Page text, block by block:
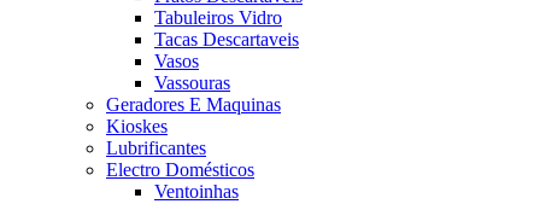
Tabuleiros Vidro
Tacas Descartaveis
Vasos
Vassouras
Geradores E Maquinas
Kioskes
Lubrificantes
Electro Domésticos
Ventoinhas